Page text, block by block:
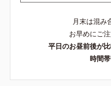
月末は混み
お早めにご注
平日のお昼前後が
時間帯